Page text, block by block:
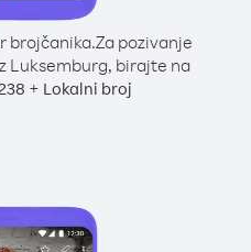
brojčanika.Za pozivanje
Luksemburg, birajte na
+ Lokalni broj